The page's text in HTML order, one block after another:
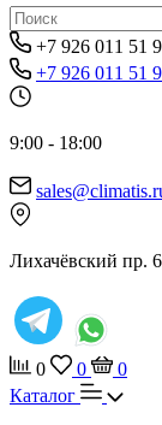
+7 926 011 51
+7 926 011 51
9:00 - 18:00
Лихачёвский пр.
0 0
0
Каталог